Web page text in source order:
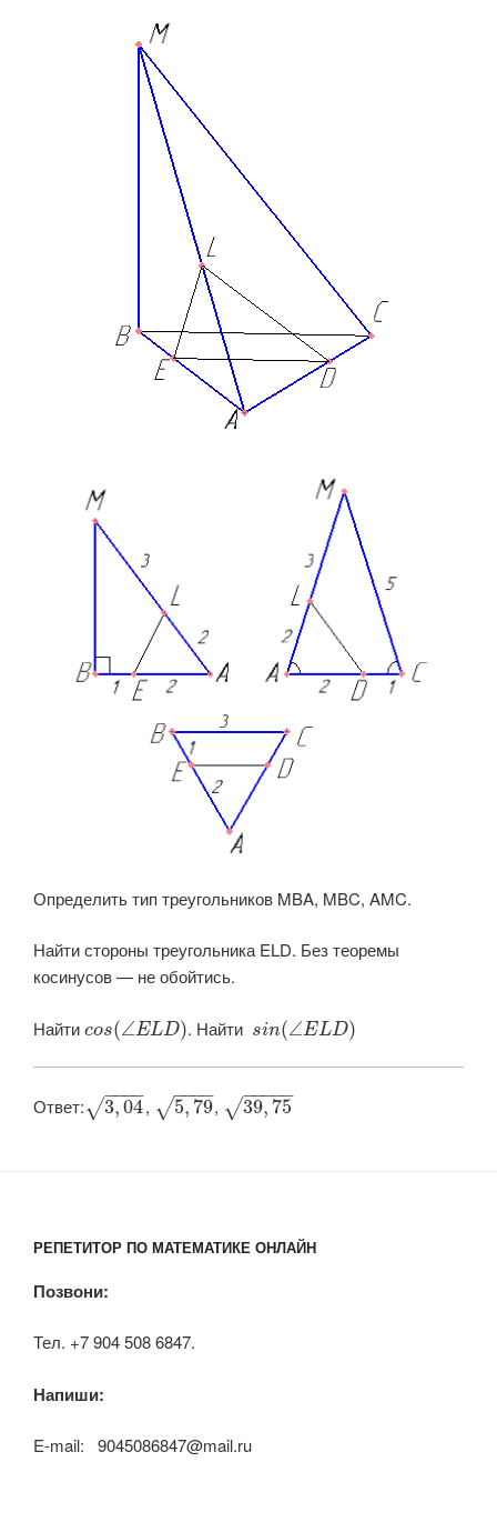
Определить тип треугольников MBA, MBC, AMC.
Найти стороны треугольника ELD. Без теоремы
косинусов — не обойтись.
Найти ​ cos(∠ELD)​. Найти ​ sin(∠ELD)
Ответ:​ 3,04
− −
−−
√ ​, 5, 79
− −
−−
√ ​, ​ 39, 75
− −
−−−
√
РЕПЕТИТОР ПО МАТЕМАТИКЕ ОНЛАЙН
Позвони:
Тел. +7 904 508 6847.
Напиши:
E-mail: 9045086847@mail.ru